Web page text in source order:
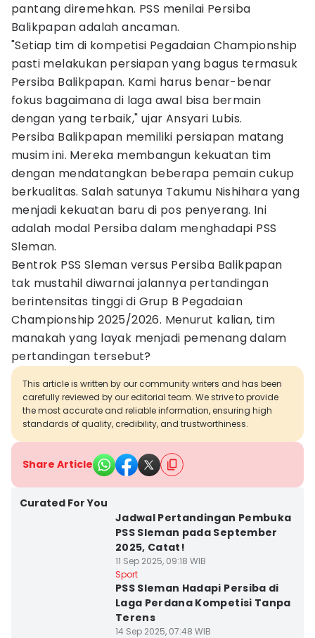
pantang diremehkan. PSS menilai Persiba
Balikpapan adalah ancaman.
"Setiap tim di kompetisi Pegadaian Championship
pasti melakukan persiapan yang bagus termasuk
Persiba Balikpapan. Kami harus benar-benar
fokus bagaimana di laga awal bisa bermain
dengan yang terbaik," ujar Ansyari Lubis.
Persiba Balikpapan memiliki persiapan matang
musim ini. Mereka membangun kekuatan tim
dengan mendatangkan beberapa pemain cukup
berkualitas. Salah satunya Takumu Nishihara yang
menjadi kekuatan baru di pos penyerang. Ini
adalah modal Persiba dalam menghadapi PSS
Sleman.
Bentrok PSS Sleman versus Persiba Balikpapan
tak mustahil diwarnai jalannya pertandingan
berintensitas tinggi di Grup B Pegadaian
Championship 2025/2026. Menurut kalian, tim
manakah yang layak menjadi pemenang dalam
pertandingan tersebut?
This article is written by our community writers and has been
carefully reviewed by our editorial team. We strive to provide
the most accurate and reliable information, ensuring high
standards of quality, credibility, and trustworthiness.
Share Article
Curated For You
Jadwal Pertandingan Pembuka
PSS Sleman pada September
2025, Catat!
11 Sep 2025, 09:18 WIB
Sport
PSS Sleman Hadapi Persiba di
Laga Perdana Kompetisi Tanpa
Terens
14 Sep 2025, 07:48 WIB